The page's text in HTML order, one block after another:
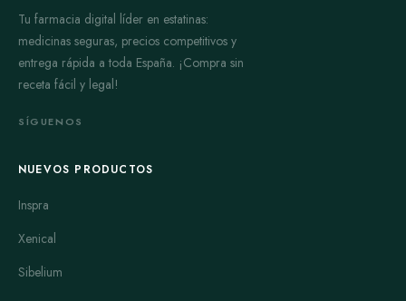
Tu farmacia digital líder en estatinas:
medicinas seguras, precios competitivos y
entrega rápida a toda España. ¡Compra sin
receta fácil y legal!
SÍGUENOS
NUEVOS PRODUCTOS
Inspra
Xenical
Sibelium